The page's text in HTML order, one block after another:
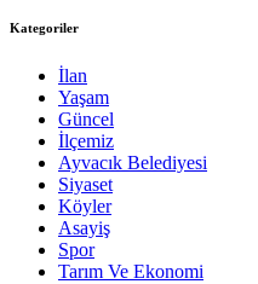
Kategoriler
İlan
Yaşam
Güncel
İlçemiz
Ayvacık Belediyesi
Siyaset
Köyler
Asayiş
Spor
Tarım Ve Ekonomi